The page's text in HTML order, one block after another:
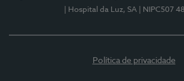
| Hospital da Luz, SA
| NIPC507
Política de privacidade